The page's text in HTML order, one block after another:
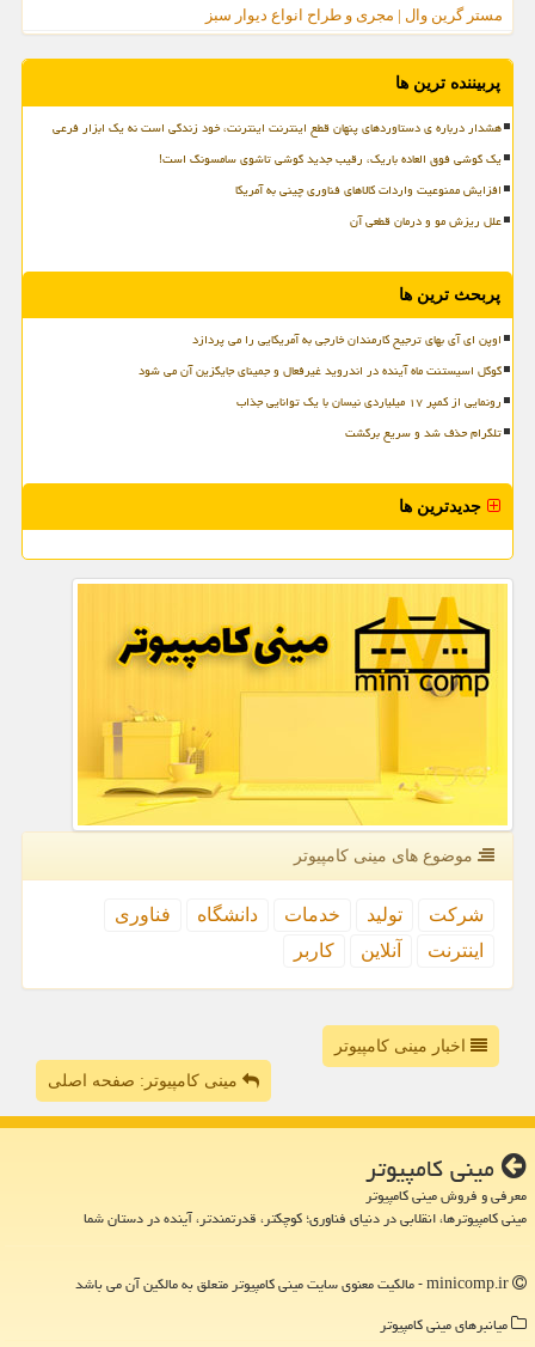
مستر گرین وال | مجری و طراح انواع دیوار سبز
پربیننده ترین ها
هشدار درباره ی دستاوردهای پنهان قطع اینترنت اینترنت، خود زندگی است نه یک ابزار فرعی
یک گوشی فوق العاده باریک، رقیب جدید گوشی تاشوی سامسونگ است!
افزایش ممنوعیت واردات کالاهای فناوری چینی به آمریکا
علل ریزش مو و درمان قطعی آن
پربحث ترین ها
اوپن ای آی بهای ترجیح کارمندان خارجی به آمریکایی را می پردازد
گوگل اسیستنت ماه آینده در اندروید غیرفعال و جمینای جایگزین آن می شود
رونمایی از کمپر ۱۷ میلیاردی نیسان با یک توانایی جذاب
تلگرام حذف شد و سریع برگشت
جدیدترین ها
موضوع های مینی كامپیوتر
شركت تولید خدمات دانشگاه
فناوری
اینترنت
آنلاین كاربر
اخبار مینی کامپیوتر
مینی کامپیوتر: صفحه اصلی
مینی كامپیوتر
معرفی و فروش مینی کامپیوتر
مینی کامپیوترها، انقلابی در دنیای فناوری؛ کوچکتر، قدرتمندتر، آینده در دستان شما
میانبرهای مینی كامپیوتر